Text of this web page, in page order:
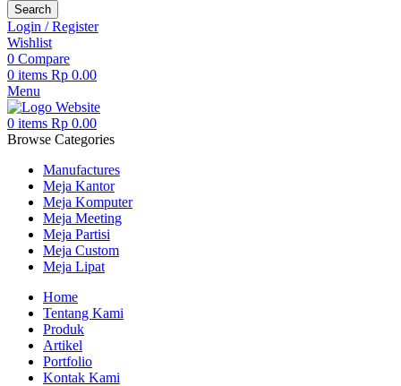
Search
Login / Register
Wishlist
0 Compare
0 items Rp 0.00
Menu
0 items Rp 0.00
Browse Categories
Manufactures
Meja Kantor
Meja Komputer
Meja Meeting
Meja Partisi
Meja Custom
Meja Lipat
Home
Tentang Kami
Produk
Artikel
Portfolio
Kontak Kami